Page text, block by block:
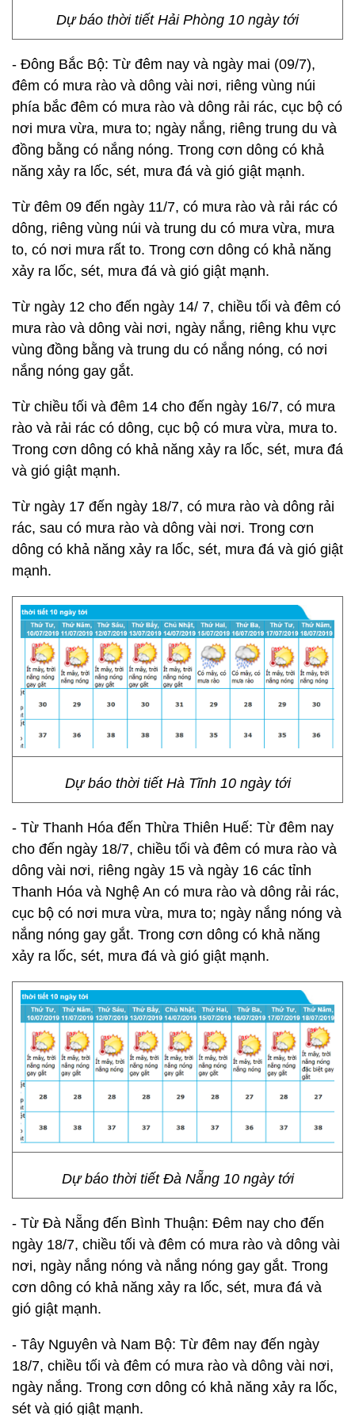
Dự báo thời tiết Hải Phòng 10 ngày tới
- Đông Bắc Bộ: Từ đêm nay và ngày mai (09/7),
đêm có mưa rào và dông vài nơi, riêng vùng núi
phía bắc đêm có mưa rào và dông rải rác, cục bộ có
nơi mưa vừa, mưa to; ngày nắng, riêng trung du và
đồng bằng có nắng nóng. Trong cơn dông có khả
năng xảy ra lốc, sét, mưa đá và gió giật mạnh.
Từ đêm 09 đến ngày 11/7, có mưa rào và rải rác có
dông, riêng vùng núi và trung du có mưa vừa, mưa
to, có nơi mưa rất to. Trong cơn dông có khả năng
xảy ra lốc, sét, mưa đá và gió giật mạnh.
Từ ngày 12 cho đến ngày 14/ 7, chiều tối và đêm có
mưa rào và dông vài nơi, ngày nắng, riêng khu vực
vùng đồng bằng và trung du có nắng nóng, có nơi
nắng nóng gay gắt.
Từ chiều tối và đêm 14 cho đến ngày 16/7, có mưa
rào và rải rác có dông, cục bộ có mưa vừa, mưa to.
Trong cơn dông có khả năng xảy ra lốc, sét, mưa đá
và gió giật mạnh.
Từ ngày 17 đến ngày 18/7, có mưa rào và dông rải
rác, sau có mưa rào và dông vài nơi. Trong cơn
dông có khả năng xảy ra lốc, sét, mưa đá và gió giật
mạnh.
Dự báo thời tiết Hà Tĩnh 10 ngày tới
- Từ Thanh Hóa đến Thừa Thiên Huế: Từ đêm nay
cho đến ngày 18/7, chiều tối và đêm có mưa rào và
dông vài nơi, riêng ngày 15 và ngày 16 các tỉnh
Thanh Hóa và Nghệ An có mưa rào và dông rải rác,
cục bộ có nơi mưa vừa, mưa to; ngày nắng nóng và
nắng nóng gay gắt. Trong cơn dông có khả năng
xảy ra lốc, sét, mưa đá và gió giật mạnh.
Dự báo thời tiết Đà Nẵng 10 ngày tới
- Từ Đà Nẵng đến Bình Thuận: Đêm nay cho đến
ngày 18/7, chiều tối và đêm có mưa rào và dông vài
nơi, ngày nắng nóng và nắng nóng gay gắt. Trong
cơn dông có khả năng xảy ra lốc, sét, mưa đá và
gió giật mạnh.
- Tây Nguyên và Nam Bộ: Từ đêm nay đến ngày
18/7, chiều tối và đêm có mưa rào và dông vài nơi,
ngày nắng. Trong cơn dông có khả năng xảy ra lốc,
sét và gió giật mạnh.